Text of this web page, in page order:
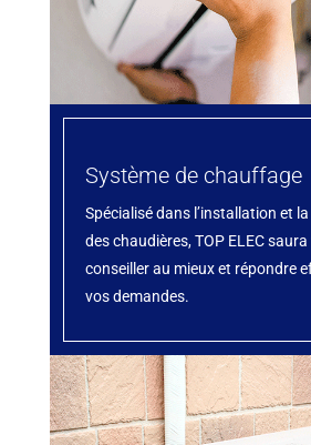
Système de chauffage
Spécialisé dans l’installation et
des chaudières, TOP ELEC
conseiller au mieux et répondre
vos demandes.